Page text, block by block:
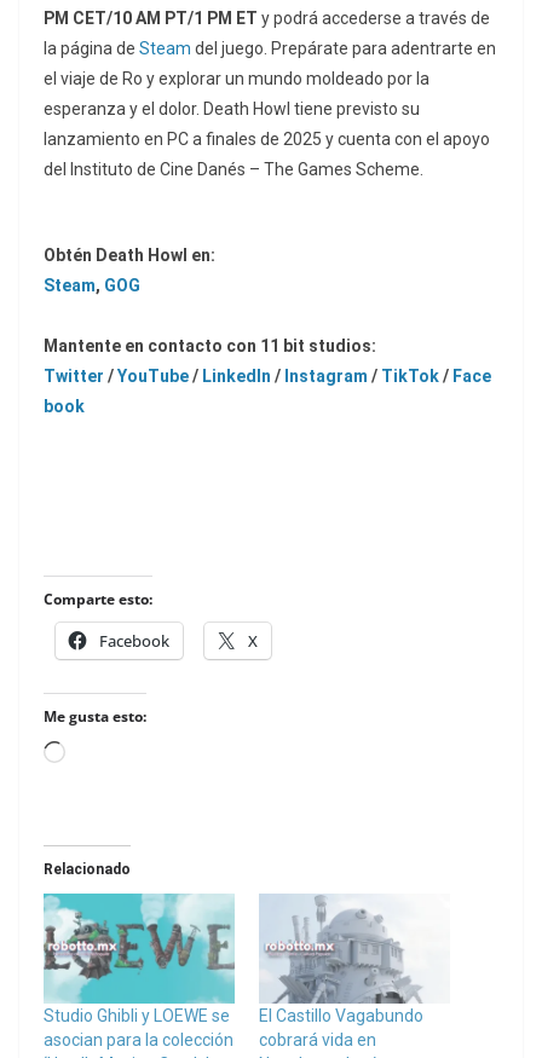
PM CET/10 AM PT/1 PM ET y podrá accederse a través de
la página de Steam del juego. Prepárate para adentrarte en
el viaje de Ro y explorar un mundo moldeado por la
esperanza y el dolor. Death Howl tiene previsto su
lanzamiento en PC a finales de 2025 y cuenta con el apoyo
del Instituto de Cine Danés – The Games Scheme.
Obtén Death Howl en:
Steam, GOG
Mantente en contacto con 11 bit studios:
Twitter /YouTube/ LinkedIn / Instagram / TikTok/ Face
book
Comparte esto:
Facebook X
Me gusta esto:
Loading…
Relacionado
Studio Ghibli y LOEWE se
asocian para la colección
El Castillo Vagabundo
cobrará vida en